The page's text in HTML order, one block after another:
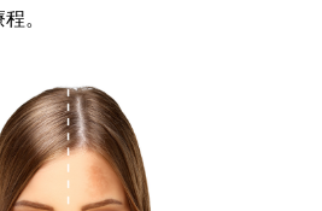
。